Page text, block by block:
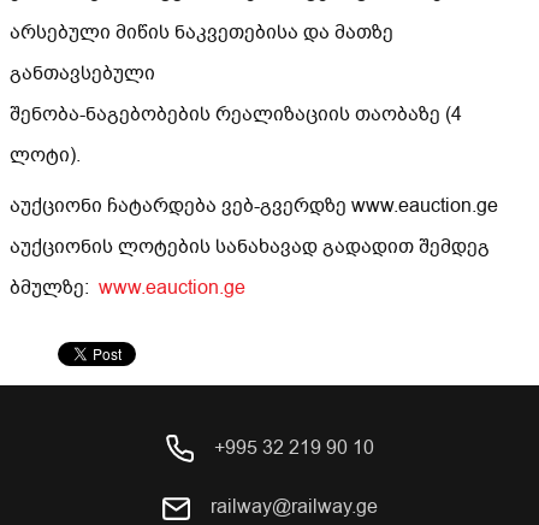
არსებული მიწის ნაკვეთებისა და მათზე
განთავსებული
შენობა-ნაგებობების რეალიზაციის თაობაზე (4
ლოტი).
აუქციონი ჩატარდება ვებ-გვერდზე www.eauction.ge
აუქციონის ლოტების სანახავად გადადით შემდეგ
ბმულზე: www.eauction.ge
+995 32 219 90 10
railway@railway.ge